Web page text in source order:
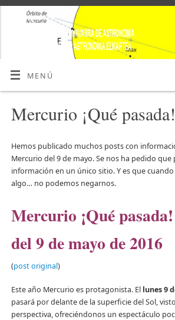
MENÚ
Mercurio ¡Qué pasada!
Hemos publicado muchos posts con
Mercurio del 9 de mayo. Se nos ha pedido
información en un único sitio. Y es que
algo… no podemos negarnos.
Mercurio ¡Qué
del 9 de mayo de 2016
(post original)
Este año Mercurio es protagonista. El lunes 9
pasará por delante de la superficie del Sol,
perspectiva, ofreciéndonos un espectáculo